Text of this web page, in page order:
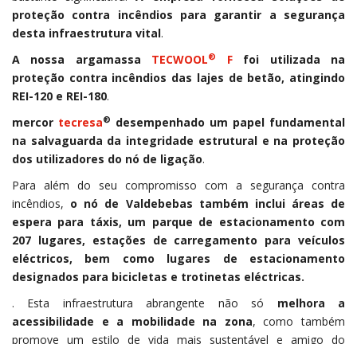
proteção contra incêndios para garantir a segurança
desta infraestrutura vital.
A nossa argamassa
TECWOOL® F
foi utilizada na
proteção contra incêndios das lajes de betão, atingindo
REI-120 e REI-180.
mercor tecresa® desempenhado um papel fundamental
na salvaguarda da integridade estrutural e na proteção
dos utilizadores do nó de ligação.
Para além do seu compromisso com a segurança contra
incêndios, o nó de Valdebebas também inclui áreas de
espera para táxis, um parque de estacionamento com
207 lugares, estações de carregamento para veículos
eléctricos, bem como lugares de estacionamento
designados para bicicletas e trotinetas eléctricas.
. Esta infraestrutura abrangente não só melhora a
acessibilidade e a mobilidade na zona, como também
promove um estilo de vida mais sustentável e amigo do